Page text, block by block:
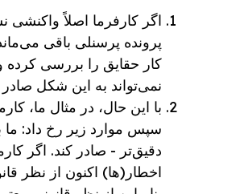
اگر کارفرما اصلاً واکنشی
پرونده پرسنلی باقی
کار حقایق را بررسی کرده
نمی‌تواند به این شکل صادر
با این حال، در مثال ما،
سپس موارد زیر رخ داد:
دقیق‌تر - صادر کند. اگر
اخطار(ها) اکنون از نظر